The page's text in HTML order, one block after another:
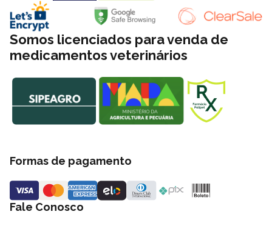
Somos licenciados para venda de
medicamentos veterinários
Formas de pagamento
Fale Conosco